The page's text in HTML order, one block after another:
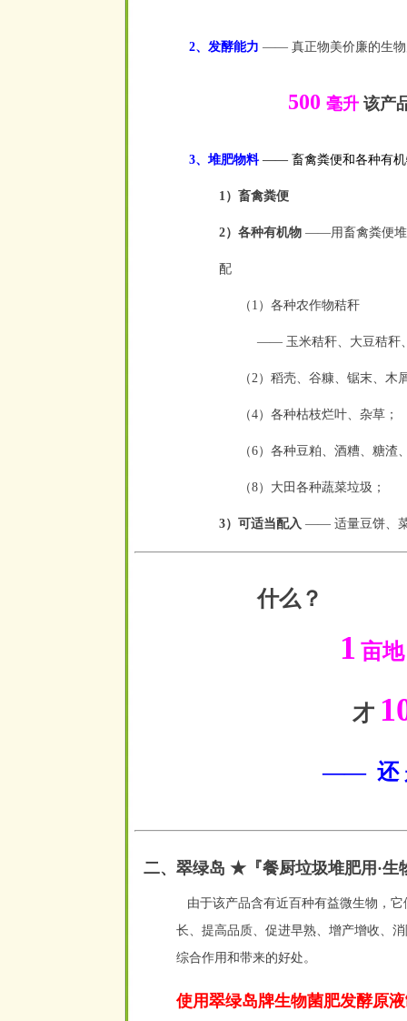
2、发酵能力 —— 真正物美价廉的生
500 毫升 该产
3、堆肥物料 —— 畜禽粪便和各种有
1）畜禽粪便
2）各种有机物 ——用畜禽粪便
配
（1）各种农作物秸秆
—— 玉米秸秆、大豆秸
（2）稻壳、谷糠、锯末、木
（4）各种枯枝烂叶、杂
（6）各种豆粕、酒糟、糖渣
（8）大田各种蔬菜垃圾
3）可适当配入 —— 适量豆饼、
什么？
1 亩地
才
—— 还 是
二、翠绿岛 ★『餐厨垃圾堆肥用 ·生
由于该产品含有近百种有益微生物，
长、提高品质、促进早熟、增产增收、
综合作用和带来的好处。
使用翠绿岛牌生物菌肥发酵原